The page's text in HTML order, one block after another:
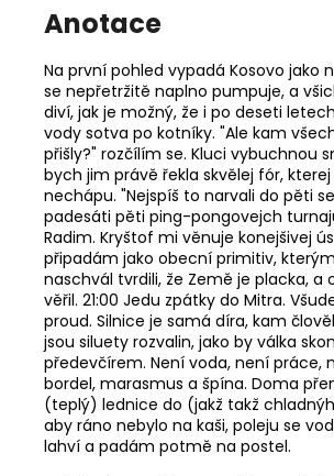
Anotace
Na první pohled vypadá Kosovo jako
se nepřetržitě naplno pumpuje, a
diví, jak je možný, že i po deseti
vody sotva po kotníky. "Ale kam
přišly?" rozčílím se. Kluci vybuchnou
bych jim právě řekla skvělej fór,
nechápu. "Nejspíš to narvali do pěti
padesáti pěti ping-pongovejch
Radim. Kryštof mi věnuje konejšivej
připadám jako obecní primitiv,
naschvál tvrdili, že Země je placka, a
věřil. 21:00 Jedu zpátky do Mitra.
proud. Silnice je samá díra, kam
jsou siluety rozvalin, jako by válka
předevčírem. Není voda, není práce,
bordel, marasmus a špína. Doma
(teplý) lednice do (jakž takž
aby ráno nebylo na kaši, poleju se
lahví a padám potmě na postel.